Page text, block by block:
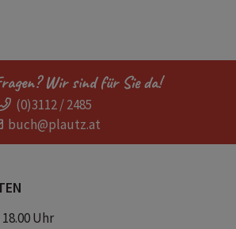
Wir sind für Sie da!
(0)3112 / 2485
buch@plautz.at
Uhr